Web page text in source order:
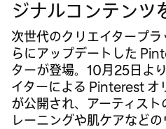
ジナルコンテンツ
次世代のクリエイタープ
らにアップデートした
ターが登場。10月25日よ
イターによる Pinterest オ
が公開され、アーティスト
レーニングや肌ケアなど